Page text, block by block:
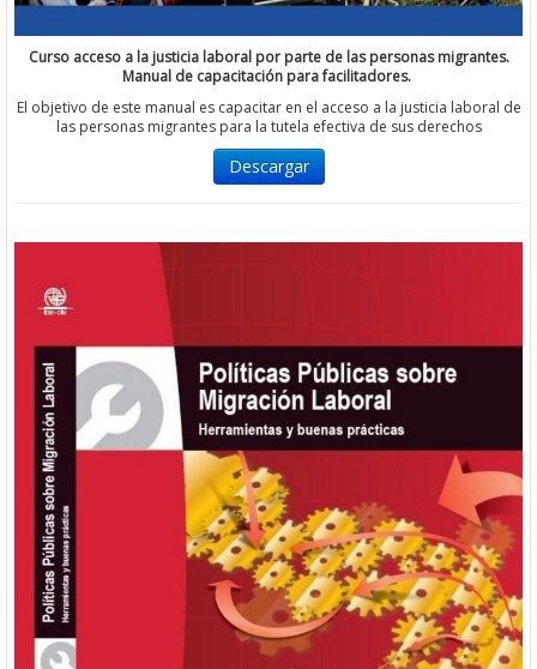
Curso acceso a la justicia laboral por parte de las personas migrantes.
Manual de capacitación para facilitadores.
El objetivo de este manual es capacitar en el acceso a la justicia laboral de
las personas migrantes para la tutela efectiva de sus derechos
Descargar